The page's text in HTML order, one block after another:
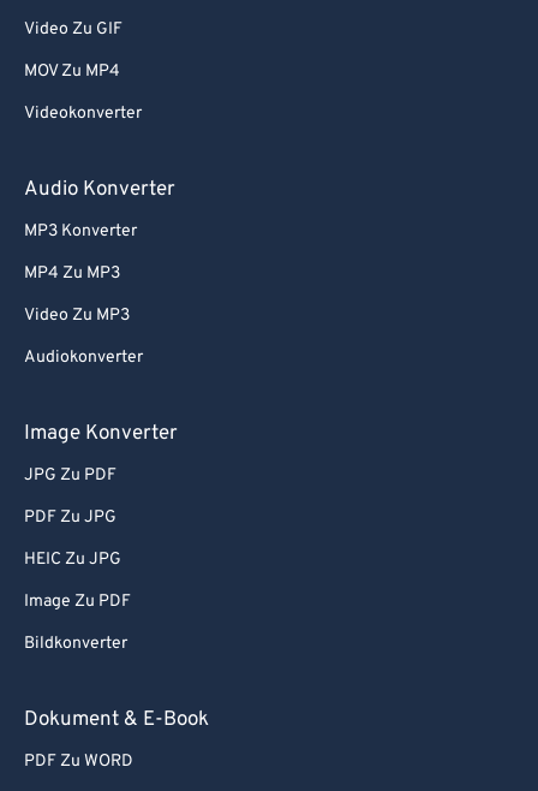
Video Zu GIF
MOV Zu MP4
Videokonverter
Audio Konverter
MP3 Konverter
MP4 Zu MP3
Video Zu MP3
Audiokonverter
Image Konverter
JPG Zu PDF
PDF Zu JPG
HEIC Zu JPG
Image Zu PDF
Bildkonverter
Dokument & E-Book
PDF Zu WORD